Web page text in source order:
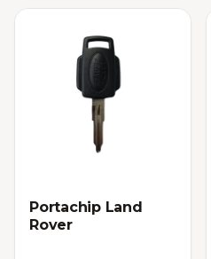
Portachip Land
Rover